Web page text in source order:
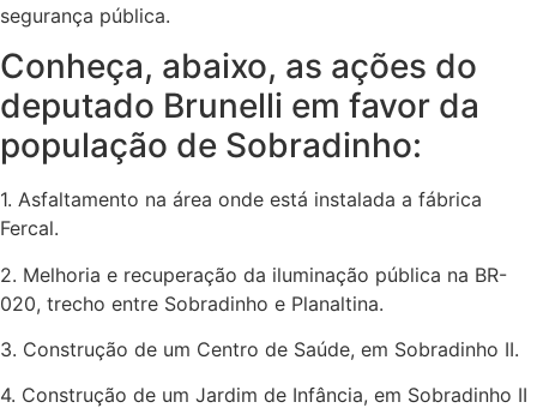
segurança pública.
Conheça, abaixo, as ações do
deputado Brunelli em favor da
população de Sobradinho:
1. Asfaltamento na área onde está instalada a fábrica
Fercal.
2. Melhoria e recuperação da iluminação pública na BR-
020, trecho entre Sobradinho e Planaltina.
3. Construção de um Centro de Saúde, em Sobradinho II.
4. Construção de um Jardim de Infância, em Sobradinho II